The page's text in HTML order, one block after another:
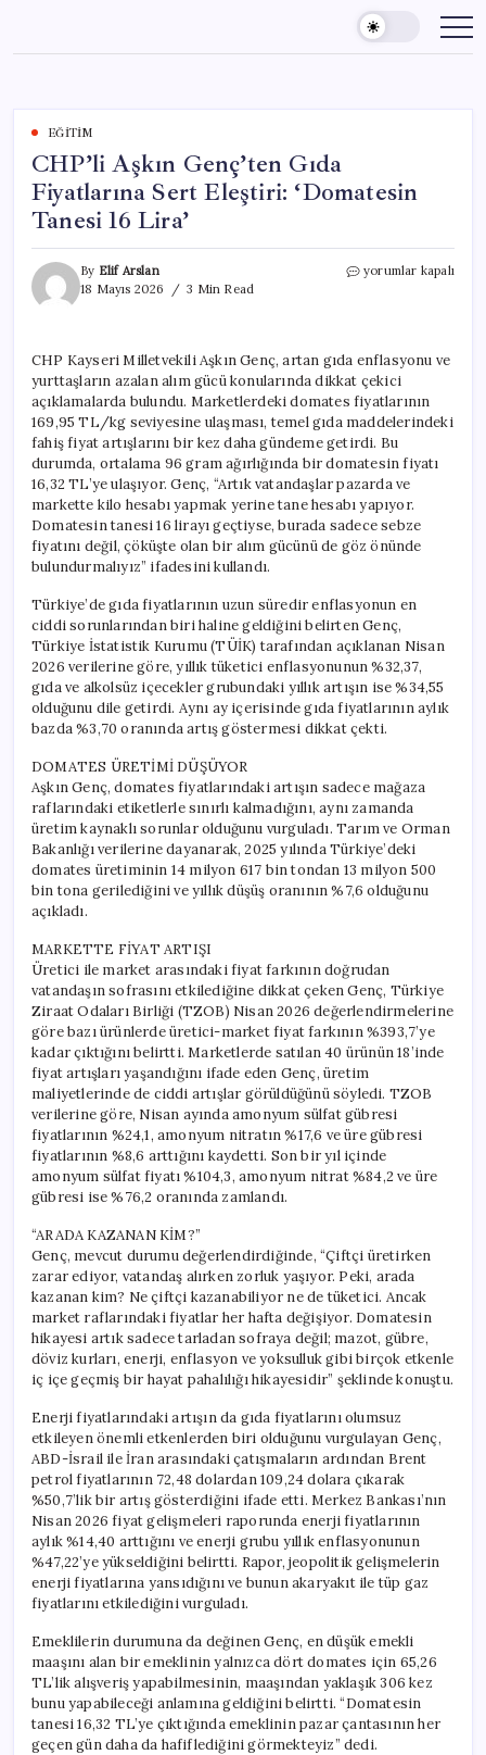
content
EĞITIM
CHP’li Aşkın Genç’ten Gıda
Fiyatlarına Sert Eleştiri: ‘Domatesin
Tanesi 16 Lira’
By Elif Arslan
18 Mayıs 2026
3 Min Read
CHP’li
Sert
Eleştiri:
‘Domatesin
Tanesi
16
için
yorumlar kapalı
CHP Kayseri Milletvekili Aşkın Genç, artan gıda enflasyonu ve
yurttaşların azalan alım gücü konularında dikkat çekici
açıklamalarda bulundu. Marketlerdeki domates fiyatlarının
169,95 TL/kg seviyesine ulaşması, temel gıda maddelerindeki
fahiş fiyat artışlarını bir kez daha gündeme getirdi. Bu
durumda, ortalama 96 gram ağırlığında bir domatesin fiyatı
16,32 TL’ye ulaşıyor. Genç, “Artık vatandaşlar pazarda ve
markette kilo hesabı yapmak yerine tane hesabı yapıyor.
Domatesin tanesi 16 lirayı geçtiyse, burada sadece sebze
fiyatını değil, çöküşte olan bir alım gücünü de göz önünde
bulundurmalıyız” ifadesini kullandı.
Türkiye’de gıda fiyatlarının uzun süredir enflasyonun en
ciddi sorunlarından biri haline geldiğini belirten Genç,
Türkiye İstatistik Kurumu (TÜİK) tarafından açıklanan Nisan
2026 verilerine göre, yıllık tüketici enflasyonunun %32,37,
gıda ve alkolsüz içecekler grubundaki yıllık artışın ise %34,55
olduğunu dile getirdi. Aynı ay içerisinde gıda fiyatlarının aylık
bazda %3,70 oranında artış göstermesi dikkat çekti.
DOMATES ÜRETİMİ DÜŞÜYOR
Aşkın Genç, domates fiyatlarındaki artışın sadece mağaza
raflarındaki etiketlerle sınırlı kalmadığını, aynı zamanda
üretim kaynaklı sorunlar olduğunu vurguladı. Tarım ve Orman
Bakanlığı verilerine dayanarak, 2025 yılında Türkiye’deki
domates üretiminin 14 milyon 617 bin tondan 13 milyon 500
bin tona gerilediğini ve yıllık düşüş oranının %7,6 olduğunu
açıkladı.
MARKETTE FİYAT ARTIŞI
Üretici ile market arasındaki fiyat farkının doğrudan
vatandaşın sofrasını etkilediğine dikkat çeken Genç, Türkiye
Ziraat Odaları Birliği (TZOB) Nisan 2026 değerlendirmelerine
göre bazı ürünlerde üretici-market fiyat farkının %393,7’ye
kadar çıktığını belirtti. Marketlerde satılan 40 ürünün 18’inde
fiyat artışları yaşandığını ifade eden Genç, üretim
maliyetlerinde de ciddi artışlar görüldüğünü söyledi. TZOB
verilerine göre, Nisan ayında amonyum sülfat gübresi
fiyatlarının %24,1, amonyum nitratın %17,6 ve üre gübresi
fiyatlarının %8,6 arttığını kaydetti. Son bir yıl içinde
amonyum sülfat fiyatı %104,3, amonyum nitrat %84,2 ve üre
gübresi ise %76,2 oranında zamlandı.
“ARADA KAZANAN KİM?”
Genç, mevcut durumu değerlendirdiğinde, “Çiftçi üretirken
zarar ediyor, vatandaş alırken zorluk yaşıyor. Peki, arada
kazanan kim? Ne çiftçi kazanabiliyor ne de tüketici. Ancak
market raflarındaki fiyatlar her hafta değişiyor. Domatesin
hikayesi artık sadece tarladan sofraya değil; mazot, gübre,
döviz kurları, enerji, enflasyon ve yoksulluk gibi birçok etkenle
iç içe geçmiş bir hayat pahalılığı hikayesidir” şeklinde konuştu.
Enerji fiyatlarındaki artışın da gıda fiyatlarını olumsuz
etkileyen önemli etkenlerden biri olduğunu vurgulayan Genç,
ABD-İsrail ile İran arasındaki çatışmaların ardından Brent
petrol fiyatlarının 72,48 dolardan 109,24 dolara çıkarak
%50,7’lik bir artış gösterdiğini ifade etti. Merkez Bankası’nın
Nisan 2026 fiyat gelişmeleri raporunda enerji fiyatlarının
aylık %14,40 arttığını ve enerji grubu yıllık enflasyonunun
%47,22’ye yükseldiğini belirtti. Rapor, jeopolitik gelişmelerin
enerji fiyatlarına yansıdığını ve bunun akaryakıt ile tüp gaz
fiyatlarını etkilediğini vurguladı.
Emeklilerin durumuna da değinen Genç, en düşük emekli
maaşını alan bir emeklinin yalnızca dört domates için 65,26
TL’lik alışveriş yapabilmesinin, maaşından yaklaşık 306 kez
bunu yapabileceği anlamına geldiğini belirtti. “Domatesin
tanesi 16,32 TL’ye çıktığında emeklinin pazar çantasının her
geçen gün daha da hafiflediğini görmekteyiz” dedi.